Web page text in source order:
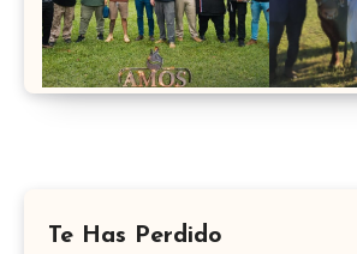
Te Has Perdido